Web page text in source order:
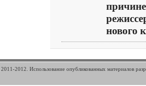
нового
2011-2012. Использование опубликованных материалов